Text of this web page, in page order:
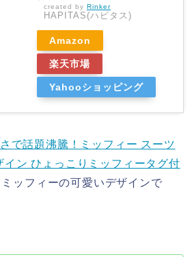
created by Rinker
HAPITAS(ハピタス)
Amazon
楽天市場
Yahooショッピング
で話題沸騰！ミッフィー スーツ
イン ひょっこりミッフィータグ付
ミッフィーの可愛いデザインで